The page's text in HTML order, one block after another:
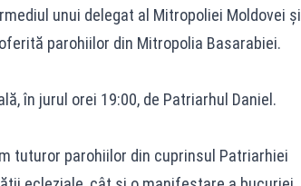
unui delegat al Mitropoliei Moldovei și
parohiilor din Mitropolia Basarabiei.
în jurul orei 19:00, de Patriarhul Daniel.
tuturor parohiilor din cuprinsul Patriarhiei